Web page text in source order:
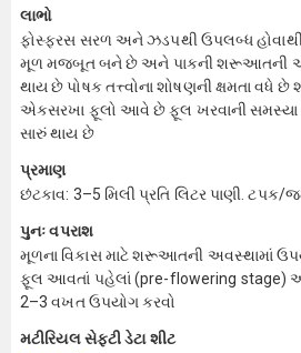
લાભો
ફોસ્ફરસ સરળ અને ઝડપથી ઉપલબ્ધ
મૂળ મજબૂત બને છે અને પાકની શરૂઆતની
થાય છે પોષક તત્ત્વોના શોષણની ક્ષમતા વધે
એકસરખા ફૂલો આવે છે ફૂલ ખરવાની
સારું થાય છે
પ્રમાણ
છંટકાવ: 3–5 મિલી પ્રતિ લિટર પાણી. ટપક/
પુનઃ વપરાશ
મૂળના વિકાસ માટે શરૂઆતની અવસ્થામાં
ફૂલ આવતાં પહેલાં (pre-flowering stage)
2–3 વખત ઉપયોગ કરવો
મટીરિયલ સેફ્ટી ડેટા શીટ